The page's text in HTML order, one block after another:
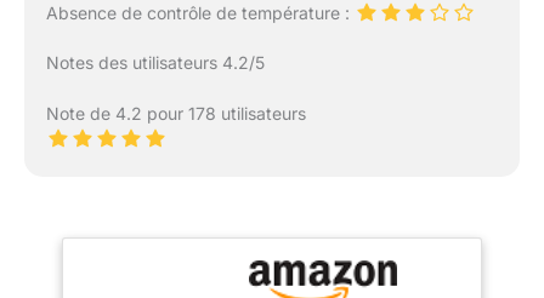
Absence de contrôle de température :
Notes des utilisateurs 4.2/5
Note de 4.2 pour 178 utilisateurs